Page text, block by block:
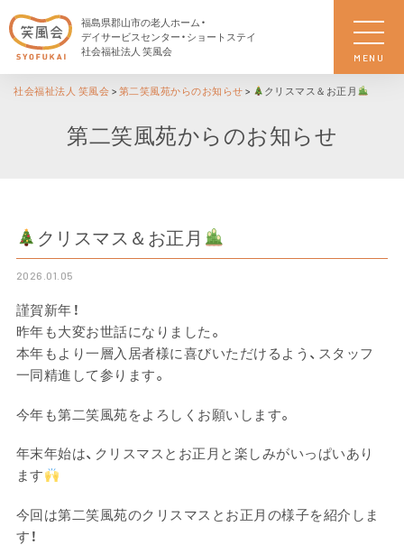
福島県郡山市の老人ホーム・
デイサービスセンター・ショートステイ
社会福祉法人 笑風会
MENU
社会福祉法人 笑風会 > 第二笑風苑からのお知らせ > クリスマス＆お正月
第二笑風苑からのお知らせ
クリスマス＆お正月
2026.01.05
謹賀新年！
昨年も大変お世話になりました。
本年もより一層入居者様に喜びいただけるよう、スタッフ
一同精進して参ります。
今年も第二笑風苑をよろしくお願いします。
年末年始は、クリスマスとお正月と楽しみがいっぱいあり
ます
今回は第二笑風苑のクリスマスとお正月の様子を紹介しま
す！